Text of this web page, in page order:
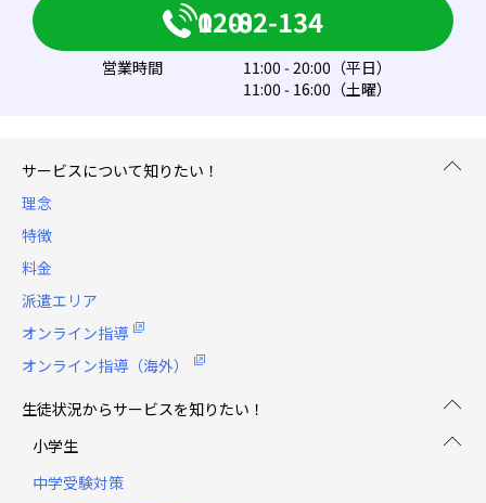
0120-082-134
営業時間
11:00 - 20:00（平日）
11:00 - 16:00（土曜）
サービスについて知りたい！
理念
特徴
料金
派遣エリア
オンライン指導
オンライン指導（海外）
生徒状況からサービスを知りたい！
小学生
中学受験対策